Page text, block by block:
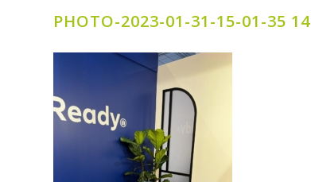
PHOTO-2023-01-31-15-01-35 14